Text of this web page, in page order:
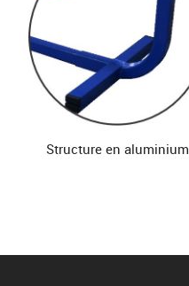
Structure en aluminium